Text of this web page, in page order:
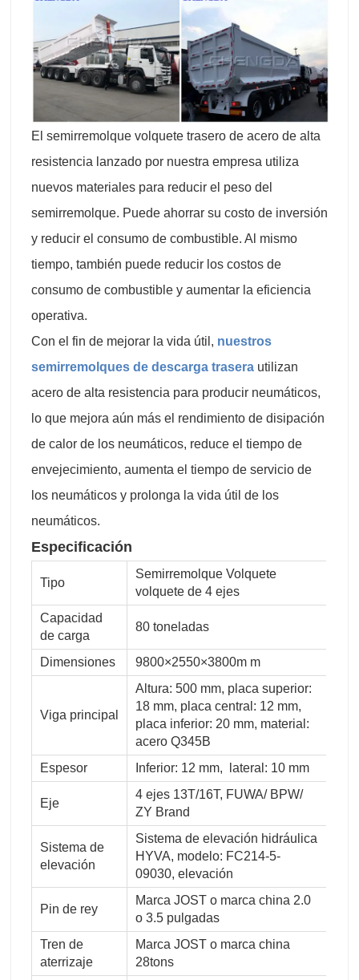
El semirremolque volquete trasero de acero de alta
resistencia lanzado por nuestra empresa utiliza
nuevos materiales para reducir el peso del
semirremolque. Puede ahorrar su costo de inversión
y reducir el consumo de combustible. Al mismo
tiempo, también puede reducir los costos de
consumo de combustible y aumentar la eficiencia
operativa.
Con el fin de mejorar la vida útil, nuestros
semirremolques de descarga trasera utilizan
acero de alta resistencia para producir neumáticos,
lo que mejora aún más el rendimiento de disipación
de calor de los neumáticos, reduce el tiempo de
envejecimiento, aumenta el tiempo de servicio de
los neumáticos y prolonga la vida útil de los
neumáticos.
Especificación
Tipo
Semirremolque Volquete
volquete de 4 ejes
Capacidad
de carga
80 toneladas
Dimensiones 9800×2550×3800m m
Viga principal
Altura: 500 mm, placa superior:
18 mm, placa central: 12 mm,
placa inferior: 20 mm, material:
acero Q345B
Espesor
Inferior: 12 mm, lateral: 10 mm
Eje
4 ejes 13T/16T, FUWA/ BPW/
ZY Brand
Sistema de
elevación
Sistema de elevación hidráulica
HYVA, modelo: FC214-5-
09030, elevación
Pin de rey
Marca JOST o marca china 2.0
o 3.5 pulgadas
Tren de
aterrizaje
Marca JOST o marca china
28tons